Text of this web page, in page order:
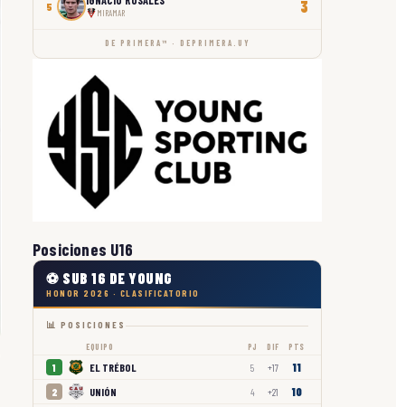
5 MIRAMAR 3
DE PRIMERA™ · DEPRIMERA.UY
Posiciones U16
⚽ SUB 16 DE YOUNG
HONOR 2026 · CLASIFICATORIO
📊 POSICIONES
EQUIPO PJ DIF PTS
1 EL TRÉBOL 5 +17 11
2 UNIÓN 4 +21 10